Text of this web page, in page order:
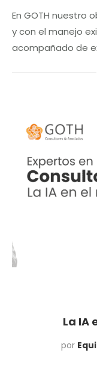
En GOTH nuestro
y con el manejo
acompañado de
La IA
por